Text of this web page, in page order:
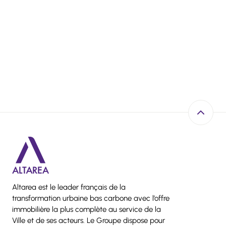
Altarea est le leader français de la
transformation urbaine bas carbone avec l’offre
immobilière la plus complète au service de la
Ville et de ses acteurs. Le Groupe dispose pour
Retour